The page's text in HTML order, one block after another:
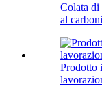
Colata di
al
Prodotto